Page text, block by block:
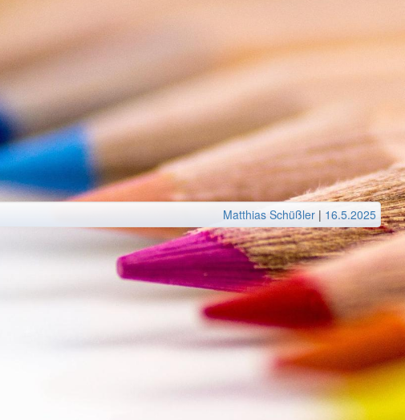
Matthias Schüßler | 16.5.2025